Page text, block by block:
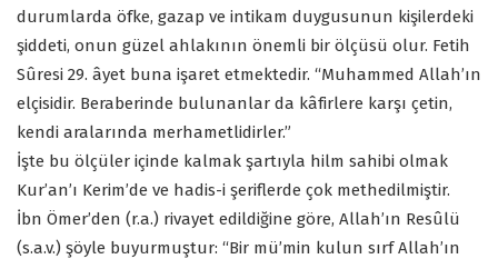
durumlarda öfke, gazap ve intikam duygusunun kişilerdeki
şiddeti, onun güzel ahlakının önemli bir ölçüsü olur. Fetih
Sûresi 29. âyet buna işaret etmektedir. “Muhammed Allah’ın
elçisidir. Beraberinde bulunanlar da kâfirlere karşı çetin,
kendi aralarında merhametlidirler.”
İşte bu ölçüler içinde kalmak şartıyla hilm sahibi olmak
Kur’an’ı Kerim’de ve hadis-i şeriflerde çok methedilmiştir.
İbn Ömer’den (r.a.) rivayet edildiğine göre, Allah’ın Resûlü
(s.a.v.) şöyle buyurmuştur: “Bir mü’min kulun sırf Allah’ın